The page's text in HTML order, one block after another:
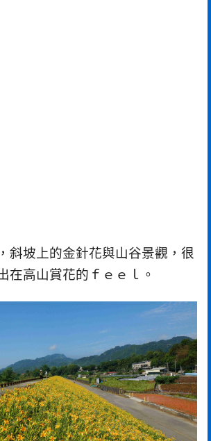
斜坡上的金針花與山谷景觀，很
在高山賞花的ｆｅｅｌ。